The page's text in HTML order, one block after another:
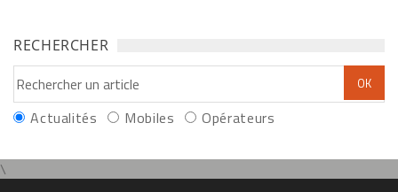
RECHERCHER
Actualités Mobiles Opérateurs
\